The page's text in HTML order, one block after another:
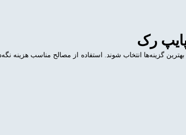
رک
گزینه‌ها انتخاب شوند. استفاده از مصالح مناسب هزینه